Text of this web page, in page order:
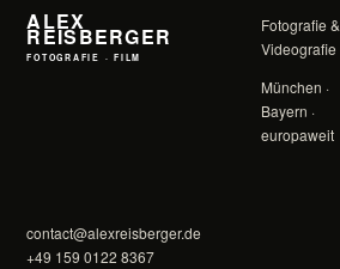
ALEX
REISBERGER
FOTOGRAFIE · FILM
Fotografie &
Videografie
München ·
Bayern ·
europaweit
contact@alexreisberger.de
+49 159 0122 8367